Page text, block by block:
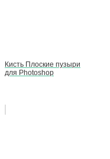
Кисть Плоские пузыри
для Photoshop